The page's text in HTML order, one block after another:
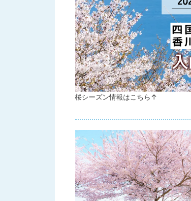
桜シーズン情報はこちら↑